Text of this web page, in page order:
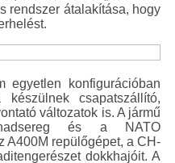
rendszer átalakítása, hogy
egyetlen konfigurációban
csapatszállító,
változatok is. A jármű
és a NATO
A400M repülőgépet, a CH-
dokkhajóit. A